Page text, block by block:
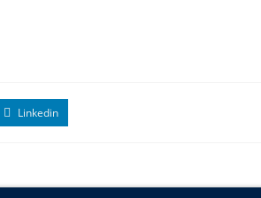
Linkedin